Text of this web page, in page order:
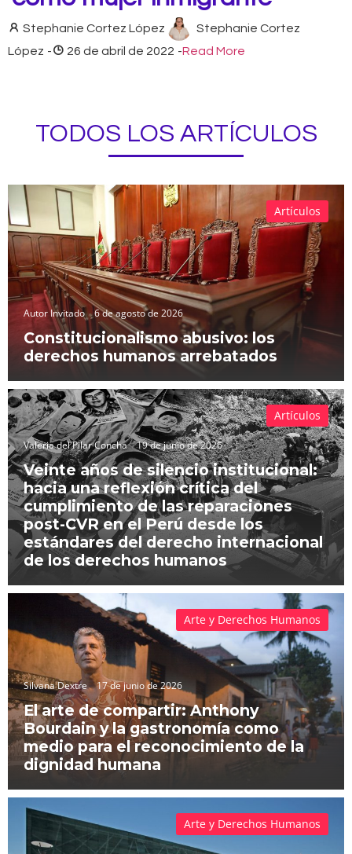
Stephanie Cortez López
Stephanie Cortez
López - 26 de abril de 2022 -Read More
TODOS LOS ARTÍCULOS
Autor Invitado 6 de agosto de 2026
Constitucionalismo abusivo: los
derechos humanos arrebatados
Artículos
Valeria del Pilar Concha 19 de junio de 2026
Veinte años de silencio institucional:
hacia una reflexión crítica del
cumplimiento de las reparaciones
post-CVR en el Perú desde los
estándares del derecho internacional
de los derechos humanos
Artículos
Silvana Dextre 17 de junio de 2026
El arte de compartir: Anthony
Bourdain y la gastronomía como
medio para el reconocimiento de la
dignidad humana
Arte y Derechos Humanos
Arte y Derechos Humanos